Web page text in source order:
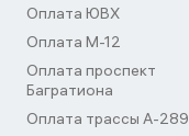
Оплата ЮВХ
Оплата М-12
Оплата проспект
Багратиона
Оплата трассы А-289